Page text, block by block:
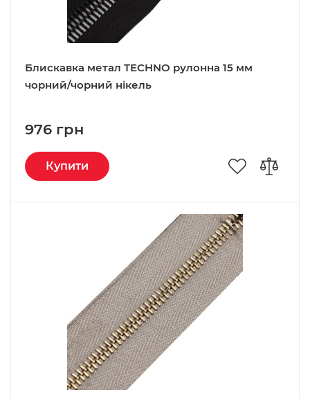
Блискавка метал TECHNO рулонна 15 мм
чорний/чорний нікель
976 грн
Купити